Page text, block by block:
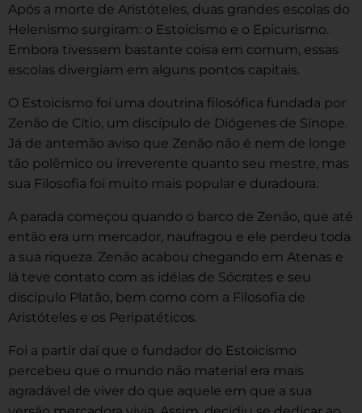
Após a morte de Aristóteles, duas grandes escolas do
Helenismo surgiram: o Estoicismo e o Epicurismo.
Embora tivessem bastante coisa em comum, essas
escolas divergiam em alguns pontos capitais.
O Estoicismo foi uma doutrina filosófica fundada por
Zenão de Cítio, um discípulo de Diógenes de Sínope.
Já de antemão aviso que Zenão não é nem de longe
tão polêmico ou irreverente quanto seu mestre, mas
sua Filosofia foi muito mais popular e duradoura.
A parada começou quando o barco de Zenão, que até
então era um mercador, naufragou e ele perdeu toda
a sua riqueza. Zenão acabou chegando em Atenas e
lá teve contato com as idéias de Sócrates e seu
discípulo Platão, bem como com a Filosofia de
Aristóteles e os Peripatéticos.
Foi a partir daí que o fundador do Estoicismo
percebeu que o mundo não material era mais
agradável de viver do que aquele em que a sua